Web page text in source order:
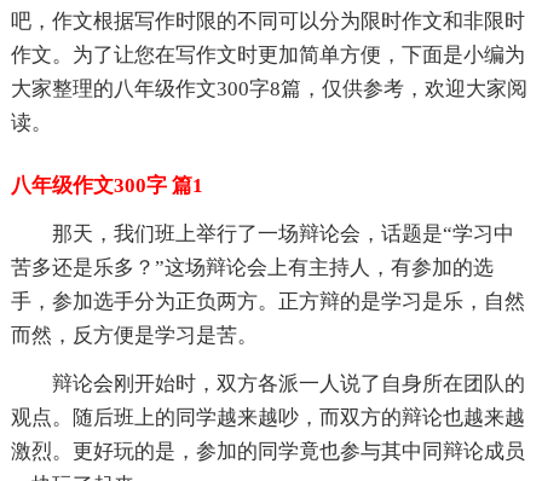
吧，作文根据写作时限的不同可以分为限时作文和非限时
作文。为了让您在写作文时更加简单方便，下面是小编为
大家整理的八年级作文300字8篇，仅供参考，欢迎大家阅
读。
八年级作文300字 篇1
那天，我们班上举行了一场辩论会，话题是“学习中
苦多还是乐多？”这场辩论会上有主持人，有参加的选
手，参加选手分为正负两方。正方辩的是学习是乐，自然
而然，反方便是学习是苦。
辩论会刚开始时，双方各派一人说了自身所在团队的
观点。随后班上的同学越来越吵，而双方的辩论也越来越
激烈。更好玩的是，参加的同学竟也参与其中同辩论成员